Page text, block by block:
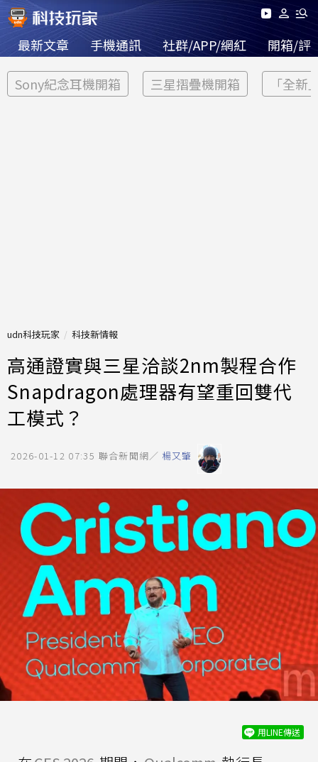
最新文章 手機通訊 社群/APP/網紅 開箱/評
Sony紀念耳機開箱 三星摺疊機開箱 「全新
udn科技玩家 科技新情報
高通證實與三星洽談2nm製程合作
Snapdragon處理器有望重回雙代
工模式？
2026-01-12 07:35 聯合新聞網／ 楊又肇
用LINE傳送